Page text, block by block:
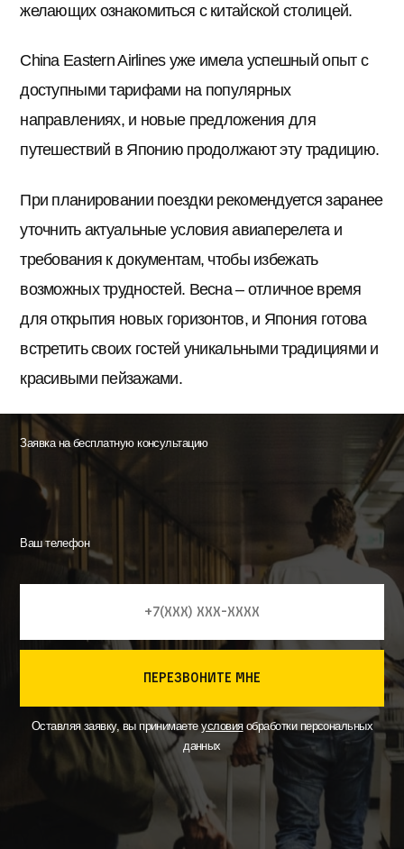
желающих ознакомиться с китайской столицей.
China Eastern Airlines уже имела успешный опыт с
доступными тарифами на популярных
направлениях, и новые предложения для
путешествий в Японию продолжают эту традицию.
При планировании поездки рекомендуется заранее
уточнить актуальные условия авиаперелета и
требования к документам, чтобы избежать
возможных трудностей. Весна – отличное время
для открытия новых горизонтов, и Япония готова
встретить своих гостей уникальными традициями и
красивыми пейзажами.
Заявка на бесплатную консультацию
Ваш телефон
перезвоните мне
Оставляя заявку, вы принимаетеусловияобработки персональных
данных